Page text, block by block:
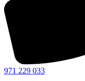
971 229 033